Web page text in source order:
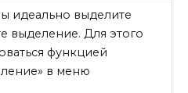
идеально выделите
выделение. Для этого
функцией
в меню